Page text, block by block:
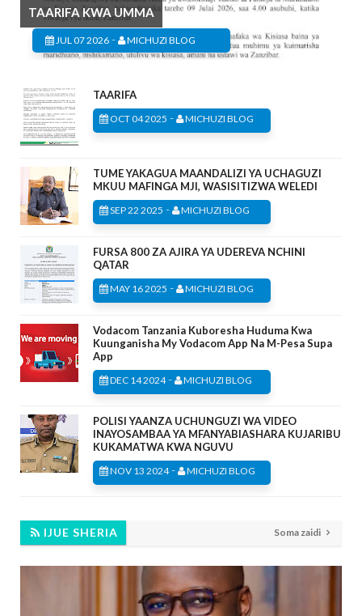
TAARIFA KWA UMMA
JUL 07 2026 - MICHUZI BLOG
TAARIFA
OCT 04 2025 - MICHUZI BLOG
TUME YAKAGUA MAANDALIZI YA UCHAGUZI
MKUU MAFINGA MJI, WASISITIZWA WELEDI
SEP 22 2025 - MICHUZI BLOG
FURSA 800 ZA AJIRA YA UDEREVA NCHINI
QATAR
MAY 16 2025 - MICHUZI BLOG
Vodacom Tanzania Kuboresha Huduma Kwa
Kuunganisha My Vodacom App Na M-Pesa Supa
App
DEC 14 2024- MICHUZI BLOG
POLISI YAANZA UCHUNGUZI WA VIDEO
INAYOSAMBAA YA MFANYABIASHARA KUJARIBU
KUKAMATWA KWA NGUVU
NOV 13 2024- MICHUZI BLOG
IJUE SHERIA Soma zaidi